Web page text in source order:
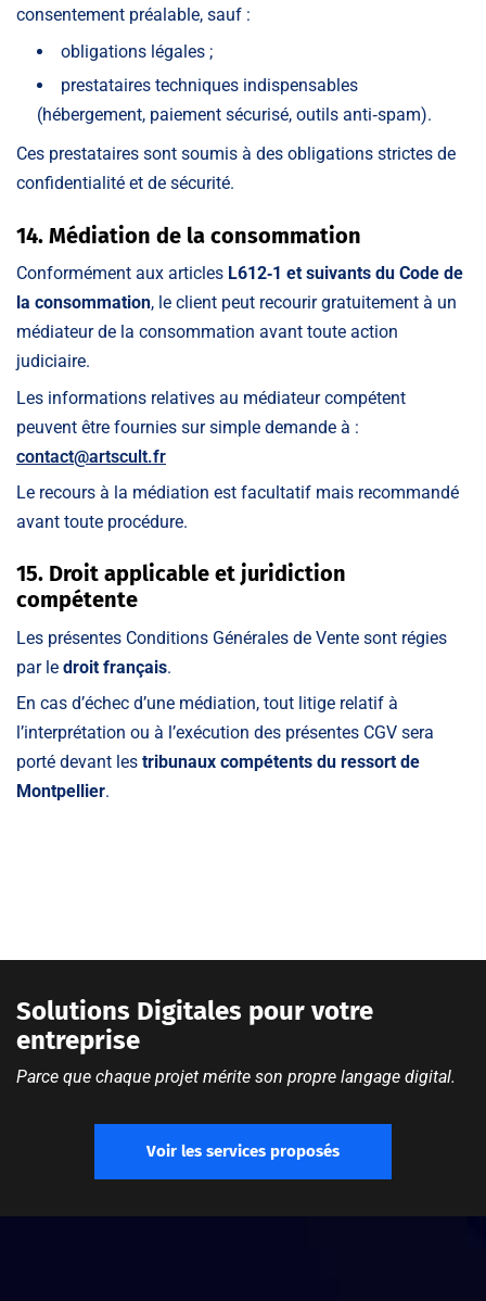
consentement préalable, sauf :
obligations légales ;
prestataires techniques indispensables
(hébergement, paiement sécurisé, outils anti‑spam).
Ces prestataires sont soumis à des obligations strictes de
confidentialité et de sécurité.
14. Médiation de la consommation
Conformément aux articles L612‑1 et suivants du Code de
la consommation, le client peut recourir gratuitement à un
médiateur de la consommation avant toute action
judiciaire.
Les informations relatives au médiateur compétent
peuvent être fournies sur simple demande à :
contact@artscult.fr
Le recours à la médiation est facultatif mais recommandé
avant toute procédure.
15. Droit applicable et juridiction
compétente
Les présentes Conditions Générales de Vente sont régies
par le droit français.
En cas d’échec d’une médiation, tout litige relatif à
l’interprétation ou à l’exécution des présentes CGV sera
porté devant les tribunaux compétents du ressort de
Montpellier.
Solutions Digitales pour votre
entreprise
Parce que chaque projet mérite son propre langage digital.
Voir les services proposés